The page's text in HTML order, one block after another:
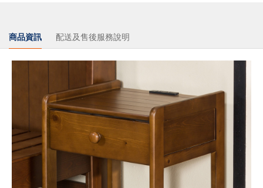
商品資訊 配送及售後服務說明